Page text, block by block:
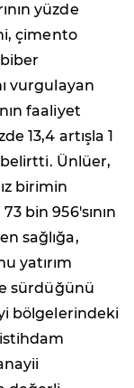
yüzde
çimento
vurgulayan
faaliyet
13,4 artışla 1
belirtti. Ünlüer,
birimin
bin 956'sının
sağlığa,
yatırım
sürdüğünü
bölgelerindeki